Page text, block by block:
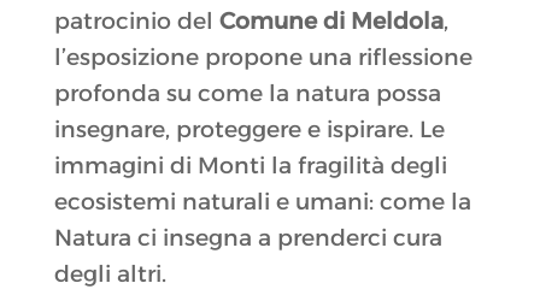
patrocinio del Comune di Meldola,
l’esposizione propone una riflessione
profonda su come la natura possa
insegnare, proteggere e ispirare. Le
immagini di Monti la fragilità degli
ecosistemi naturali e umani: come la
Natura ci insegna a prenderci cura
degli altri.